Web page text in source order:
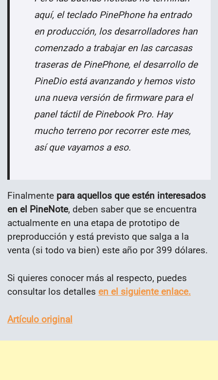
aquí, el teclado PinePhone ha entrado
en producción, los desarrolladores han
comenzado a trabajar en las carcasas
traseras de PinePhone, el desarrollo de
PineDio está avanzando y hemos visto
una nueva versión de firmware para el
panel táctil de Pinebook Pro. Hay
mucho terreno por recorrer este mes,
así que vayamos a eso.
Finalmente para aquellos que estén interesados
en el PineNote, deben saber que se encuentra
actualmente en una etapa de prototipo de
preproducción y está previsto que salga a la
venta (si todo va bien) este año por 399 dólares.
Si quieres conocer más al respecto, puedes
consultar los detalles en el siguiente enlace.
Artículo original